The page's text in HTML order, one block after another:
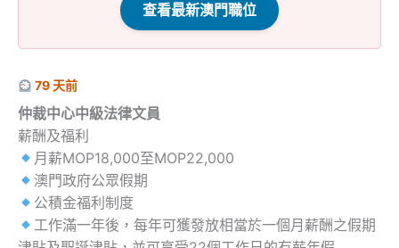
查看最新澳門職位
79 天前
仲裁中心中級法律文員
薪酬及福利
月薪MOP18,000至MOP22,000
澳門政府公眾假期
公積金福利制度
工作滿一年後，每年可獲發放相當於一個月薪酬之假期